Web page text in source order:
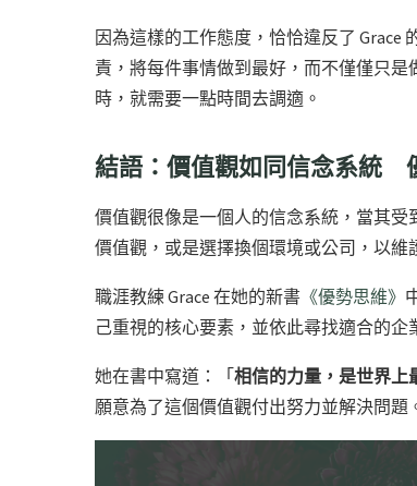
因為這樣的工作態度，恰恰違反了 Grace
責，將每件事情做到最好，而不僅僅只
時，就需要一點時間去調適。
結語：價值觀如同信念系統
價值觀很像是一個人的信念系統，當其
價值觀，或是選擇換個環境或公司，以維
職涯教練 Grace 在她的新書 《優勢思維》
己重視的核心要素，並依此尋找適合的企
她在書中寫道：「 相信的力量，是世界上
願意為了這個價值觀付出努力並解決問題